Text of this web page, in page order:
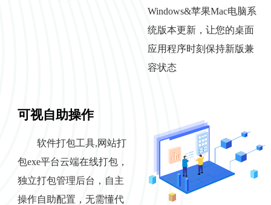
Windows&苹果Mac电脑系
统版本更新，让您的桌面
应用程序时刻保持新版兼
容状态
可视自助操作
软件打包工具,网站打
包exe平台云端在线打包，
独立打包管理后台，自主
操作自助配置，无需懂代